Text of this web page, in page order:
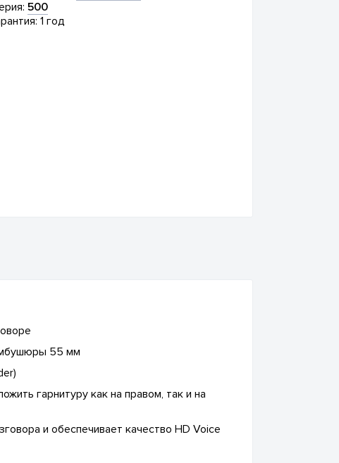
500
1 год
55 мм
гарнитуру как на правом, так и на
и обеспечивает качество HD Voice